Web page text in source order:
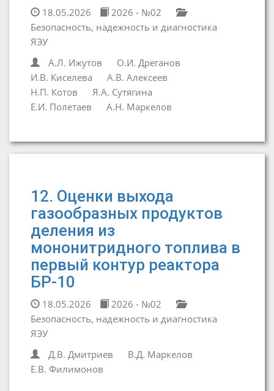
18.05.2026
2026 - №02
Безопасность, надежность и диагностика
ЯЭУ
А.Л. Ижутов
О.И. Дреганов
И.В. Киселева
А.В. Алексеев
Н.П. Котов
Я.А. Сутягина
Е.И. Полетаев
А.Н. Маркелов
12. Оценки выхода
газообразных продуктов
деления из
мононитридного топлива в
первый контур реактора
БР-10
18.05.2026
2026 - №02
Безопасность, надежность и диагностика
ЯЭУ
Д.В. Дмитриев
В.Д. Маркелов
Е.В. Филимонов